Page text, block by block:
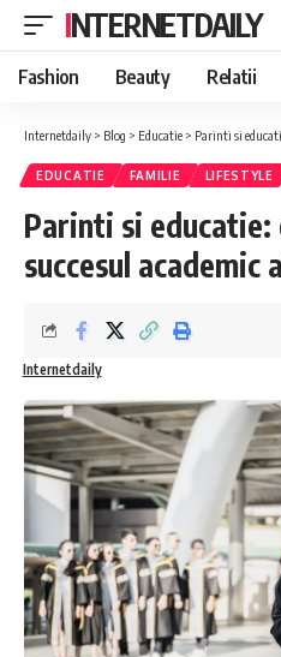
INTERNETDAILY
Fashion Beauty Relatii
Internetdaily > Blog > Educatie > Parinti si
EDUCATIE FAMILIE LIFESTYLE
Parinti si
succesul academic
Internetdaily